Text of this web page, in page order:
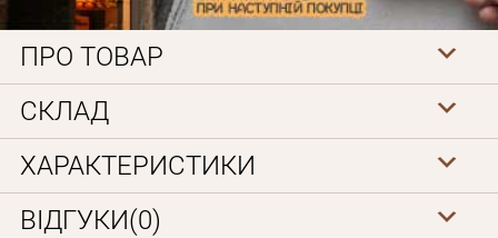
ПРО ТОВАР
СКЛАД
ХАРАКТЕРИСТИКИ
ВІДГУКИ(0)
Особисті дані